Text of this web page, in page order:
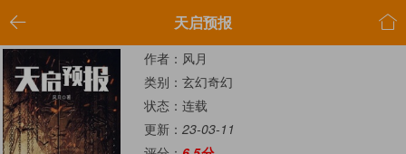
 天启预报 
作者：风月
类别：玄幻奇幻
状态：连载
更新：23-03-11